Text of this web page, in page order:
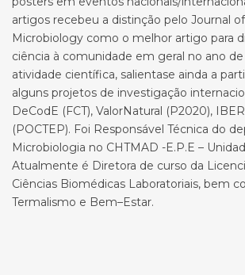
artigos recebeu a distinção pelo Journal
Microbiology como o melhor artigo para
ciência à comunidade em geral no ano de
atividade científica, salientase ainda a
alguns projetos de investigação
DeCodE (FCT), ValorNatural (P2020),
(POCTEP). Foi Responsável Técnica do
Microbiologia no CHTMAD -E.P.E –
Atualmente é Diretora de curso da
Ciências Biomédicas Laboratoriais, bem
Termalismo e Bem–Estar.